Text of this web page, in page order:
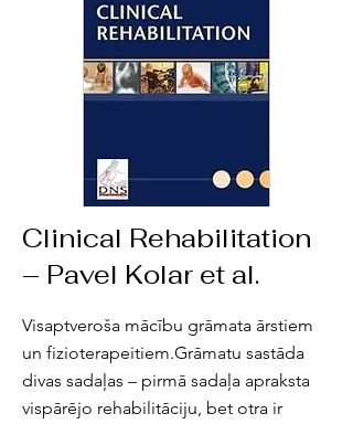
Clinical Rehabilitation
– Pavel Kolar et al.
Visaptveroša mācību grāmata ārstiem
un fizioterapeitiem.Grāmatu sastāda
divas sadaļas – pirmā sadaļa apraksta
vispārējo rehabilitāciju, bet otra ir